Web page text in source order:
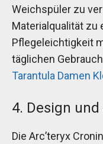
Weichspüler zu
Materialqualität zu
Pflegeleichtigkeit
täglichen
Tarantula Damen
4. Design und
Die Arc’teryx